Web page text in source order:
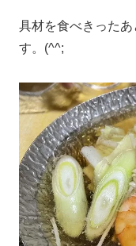
具材を食べきった
す。(^^;